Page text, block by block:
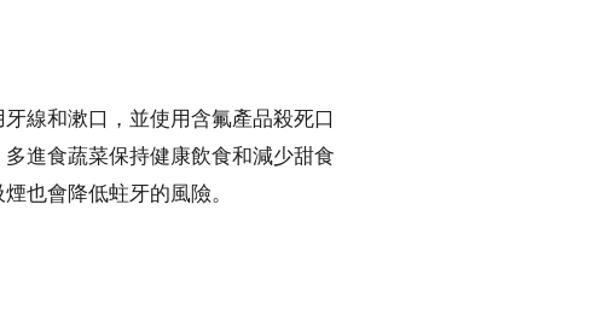
線和漱口，並使用含氟產品殺死口
進食蔬菜保持健康飲食和減少甜食
也會降低蛀牙的風險。